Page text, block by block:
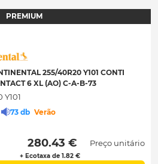
PREMIUM
255/40R20 Y101 CONTI
6 XL (AO) C-A-B-73
Y101
73 db Verão
280.43 €
+ Ecotaxa de 1.82 €
Preço unitário